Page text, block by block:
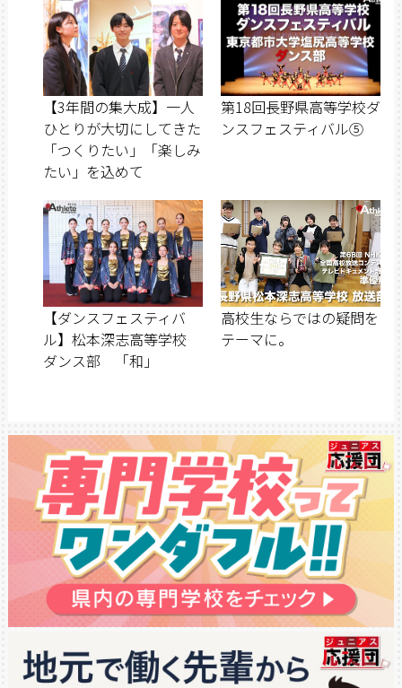
【3年間の集大成】一人
ひとりが大切にしてきた
「つくりたい」「楽しみ
たい」を込めて
第18回長野県高等学校ダ
ンスフェスティバル⑤
【ダンスフェスティバ
ル】松本深志高等学校
ダンス部 「和」
高校生ならではの疑問を
テーマに。